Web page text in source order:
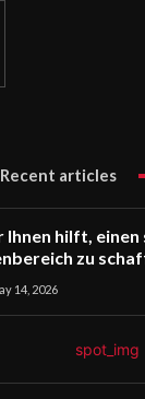
Recent articles
hilft, einen
zu
14, 2026